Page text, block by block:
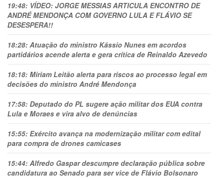
19:48: VÍDEO: JORGE MESSIAS ARTICULA ENCONTRO DE
ANDRÉ MENDONÇA COM GOVERNO LULA E FLÁVIO SE
DESESPERA!!
18:28: Atuação do ministro Kássio Nunes em acordos
partidários acende alerta e gera crítica de Reinaldo Azevedo
18:18: Míriam Leitão alerta para riscos ao processo legal em
decisões do ministro André Mendonça
17:58: Deputado do PL sugere ação militar dos EUA contra
Lula e Moraes e vira alvo de denúncias
15:55: Exército avança na modernização militar com edital
para compra de drones camicases
15:44: Alfredo Gaspar descumpre declaração pública sobre
candidatura ao Senado para ser vice de Flávio Bolsonaro